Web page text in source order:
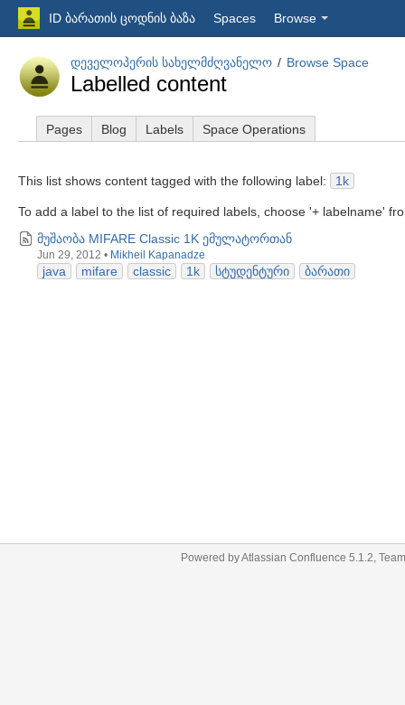
ID ბარათის ცოდნის ბაზა Spaces Browse
დეველოპერის სახელმძღვანელო Browse Space
Labelled content
Pages Blog Labels Space Operations
This list shows content tagged with the following label: 1k
To add a label to the list of required labels, choose '+ labelname'
მუშაობა MIFARE Classic 1K ემულატორთან
Jun 29, 2012 • Mikheil Kapanadze
java mifare classic 1k სტუდენტური ბარათი
Powered byAtlassian Confluence 5.1.2,